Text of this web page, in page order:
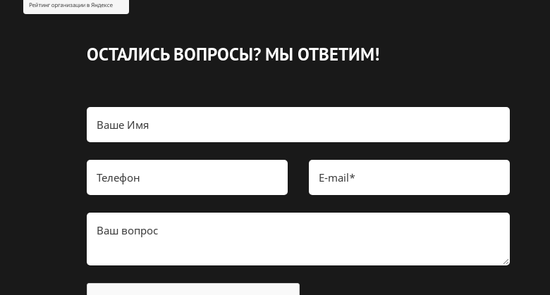
ОСТАЛИСЬ ВОПРОСЫ? МЫ ОТВЕТИМ!